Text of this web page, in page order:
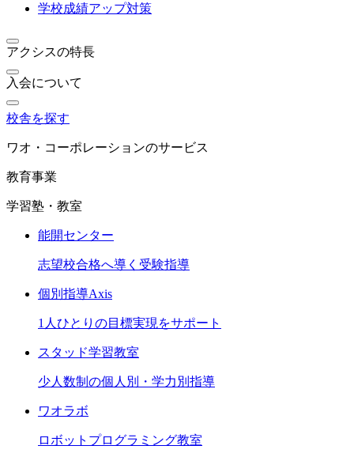
学校成績アップ対策
アクシスの特長
入会について
校舎を探す
ワオ・コーポレーションのサービス
教育事業
学習塾・教室
能開センター
志望校合格へ導く受験指導
個別指導Axis
1人ひとりの目標実現をサポート
スタッド学習教室
少人数制の個人別・学力別指導
ワオラボ
ロボットプログラミング教室